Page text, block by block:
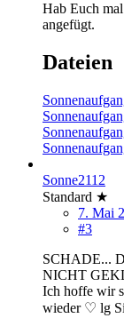
Hab Euch
angefügt.
Dateien
Sonne2112
Standard ★
7. Mai
#3
SCHADE...
NICHT
Ich hoffe wir
wieder ♡ lg